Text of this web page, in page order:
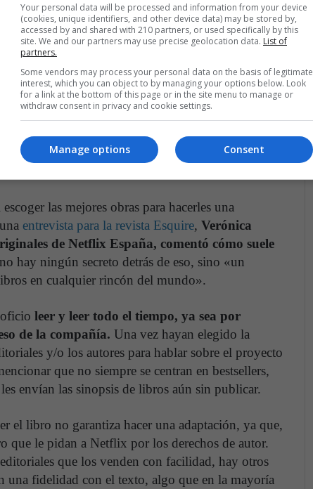
las mejores obras para hacerles una
entrevista para la revista Esquire, Verónica
de Netflix España, comentó cómo suele
hay ningún secreto detrás de eso, sino «un
en cualquier rincón del mundo».
leer y leer todo el tiempo, ya sea por
de la compañía. Una vez hayan elegido la
y/o los autores para hablar sobre el proyecto
que no siempre se centran en bestsellers,
envían las sinopsis de libros aún sin publicar.
el libro no garantiza hacer una adaptación, ya que,
que le pidan a Netflix por los derechos de autor.
que los venden con facilidad, hay otros
una fidelidad con el texto, algo que en la mayoría
Your personal data will be processed and information from your device
(cookies, unique identifiers, and other device data) may be stored by,
accessed by and shared with 210 partners, or used specifically by this
site. We and our partners may use precise geolocation data. List of
partners.
Some vendors may process your personal data on the basis of legitimate
interest, which you can object to by managing your options below. Look
for a link at the bottom of this page or in the site menu to manage or
withdraw consent in privacy and cookie settings.
Consent
Manage options